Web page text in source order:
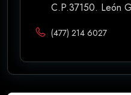
C.P.37150. León
(477) 214 6027